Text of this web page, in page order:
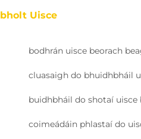
bholt Uisce
bodhrán uisce beorach
cluasaigh do bhuidhbháil
buidhbháil do shotaí uisce
coimeádáin phlastaí do